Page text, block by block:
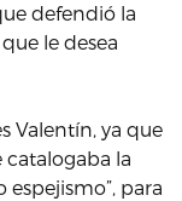
defendió la
le desea
Valentín, ya que
la
para